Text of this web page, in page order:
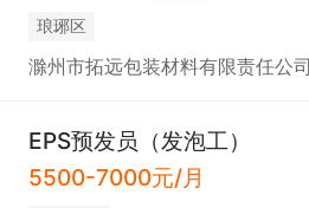
琅琊区
滁州市拓远包装材料有限责任公司
EPS预发员（发泡工）
5500-7000元/月